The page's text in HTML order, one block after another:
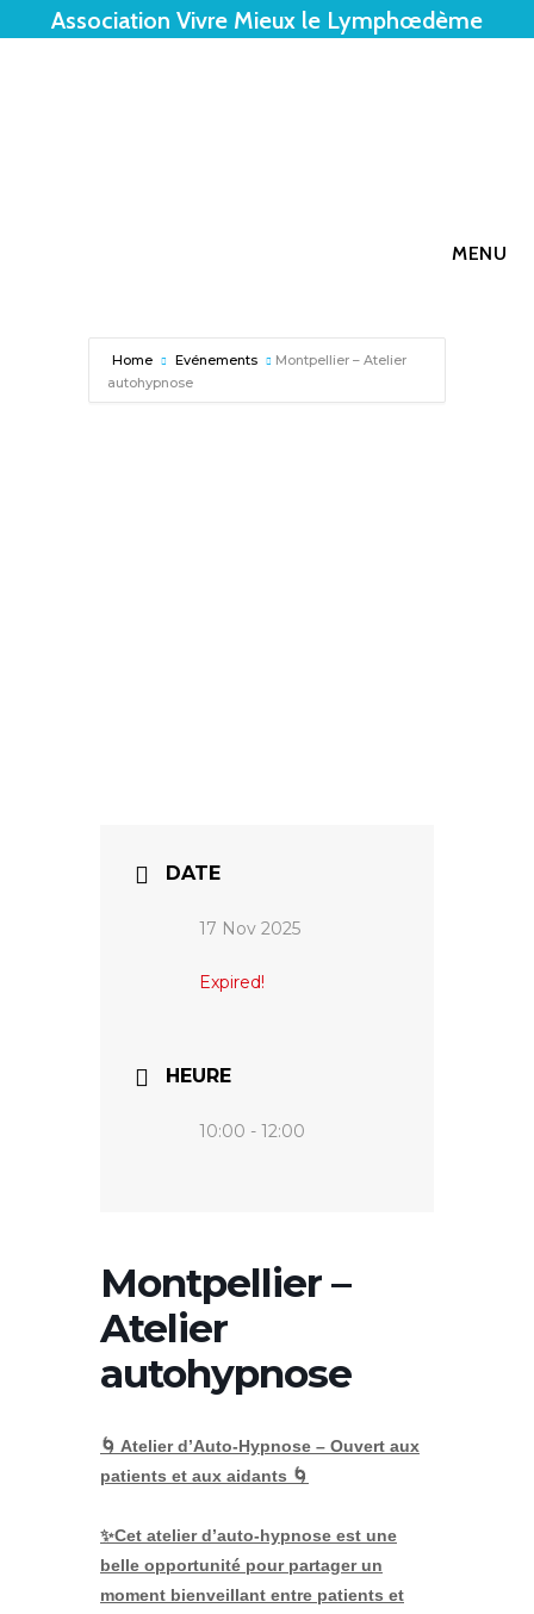
Association Vivre Mieux le Lymphœdème
MENU
Home Evénements
Montpellier – Atelier
autohypnose
DATE
17 Nov 2025
Expired!
HEURE
10:00 - 12:00
Montpellier –
Atelier
autohypnose
🌀 Atelier d’Auto-Hypnose – Ouvert aux
patients et aux aidants 🌀
✨Cet atelier d’auto-hypnose est une
belle opportunité pour partager un
moment bienveillant entre patients et